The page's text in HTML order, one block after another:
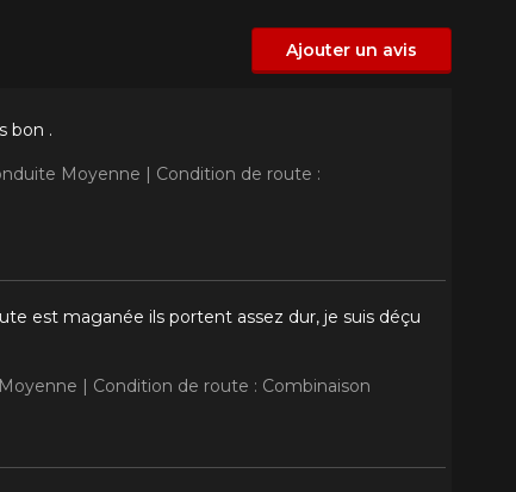
Ajouter un avis
bon .
Moyenne | Condition de route :
est maganée ils portent assez dur, je suis déçu
| Condition de route : Combinaison